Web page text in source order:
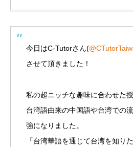
今日はC-Tutorさん(
させて頂きました！
私の超ニッチな趣味に合わせた
台湾語由来の中国語や台湾での
強になりました。
「台湾華語を通じて台湾を知り